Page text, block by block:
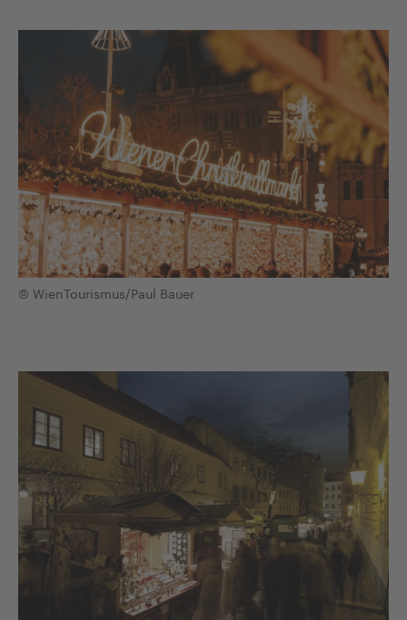
© WienTourismus/Paul Bauer